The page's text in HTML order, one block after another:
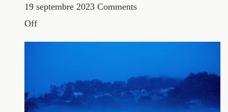
19 septembre 2023 Comments
Off